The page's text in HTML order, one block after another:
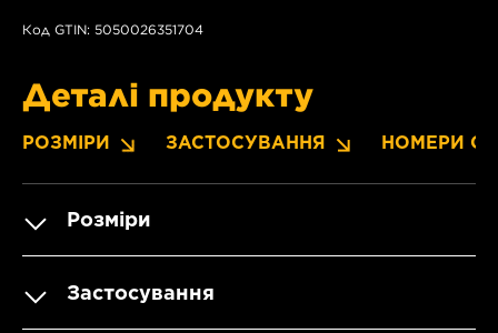
Код GTIN: 5050026351704
Деталі продукту
РОЗМІРИ ЗАСТОСУВАННЯ НОМЕРИ OE
Розміри
Застосування